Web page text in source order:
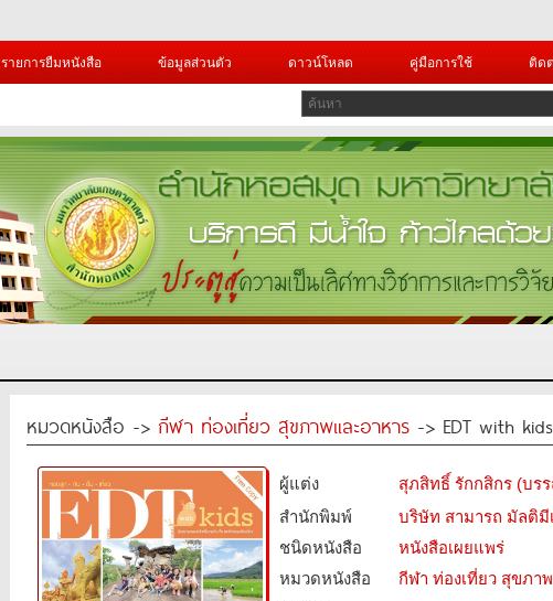
รายการยืมหนังสือ ข้อมูลส่วนตัว ดาวน์โหลด คู่มือการใช้ ติด
หมวดหนังสือ -> กีฬา ท่องเที่ยว สุขภาพและอาหาร -> EDT with
ผู้แต่ง
สุภสิทธิ์ รักกสิกร (บร
สำนักพิมพ์
บริษัท สามารถ มัลติมี
ชนิดหนังสือ­
หนังสือเผยแพร่
หมวดหนังสือ­
กีฬา ท่องเที่ยว สุขภา